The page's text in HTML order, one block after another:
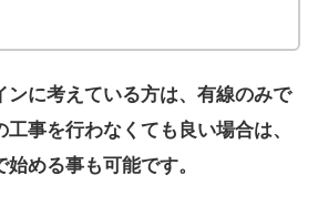
ンに考えている方は、有線のみで
事を行わなくても良い場合は、
める事も可能です。